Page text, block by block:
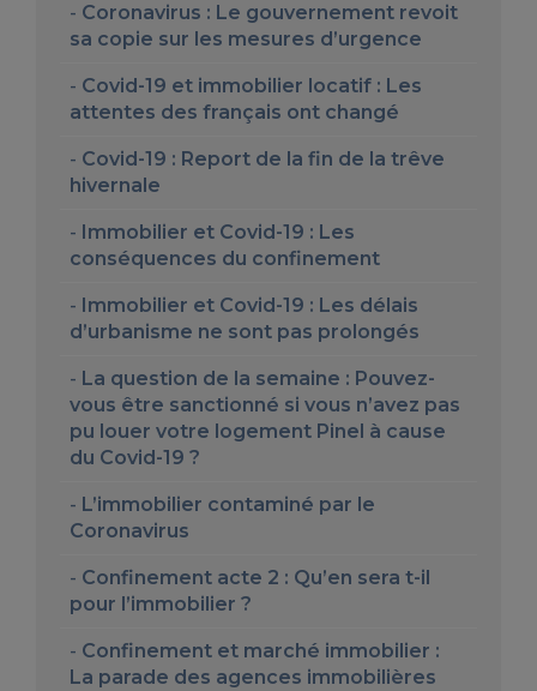
Coronavirus : Le gouvernement revoit
sa copie sur les mesures d’urgence
Covid-19 et immobilier locatif : Les
attentes des français ont changé
Covid-19 : Report de la fin de la trêve
hivernale
Immobilier et Covid-19 : Les
conséquences du confinement
Immobilier et Covid-19 : Les délais
d’urbanisme ne sont pas prolongés
La question de la semaine : Pouvez-
vous être sanctionné si vous n’avez pas
pu louer votre logement Pinel à cause
du Covid-19 ?
L’immobilier contaminé par le
Coronavirus
Confinement acte 2 : Qu’en sera t-il
pour l’immobilier ?
Confinement et marché immobilier :
La parade des agences immobilières